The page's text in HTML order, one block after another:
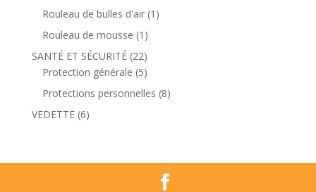
Rouleau de bulles d'air (1)
Rouleau de mousse (1)
SANTÉ ET SÉCURITÉ (22)
Protection générale (5)
Protections personnelles (8)
VEDETTE (6)